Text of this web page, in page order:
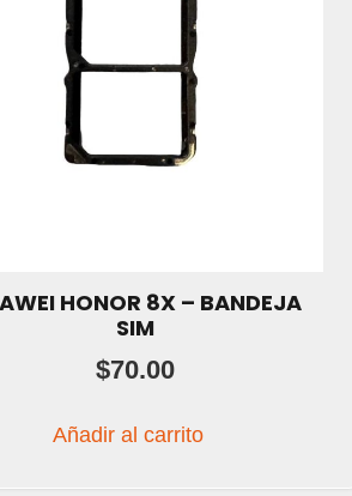
HONOR 8X – BANDEJA
SIM
$70.00
Añadir al carrito